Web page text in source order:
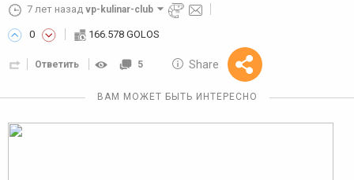
7 лет назад vp-kulinar-club
0 166.578 GOLOS
Ответить 5 Share
Reward
10 GOLOS
ВАМ МОЖЕТ БЫТЬ ИНТЕРЕСНО